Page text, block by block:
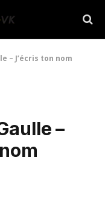
– J’écris ton nom
–